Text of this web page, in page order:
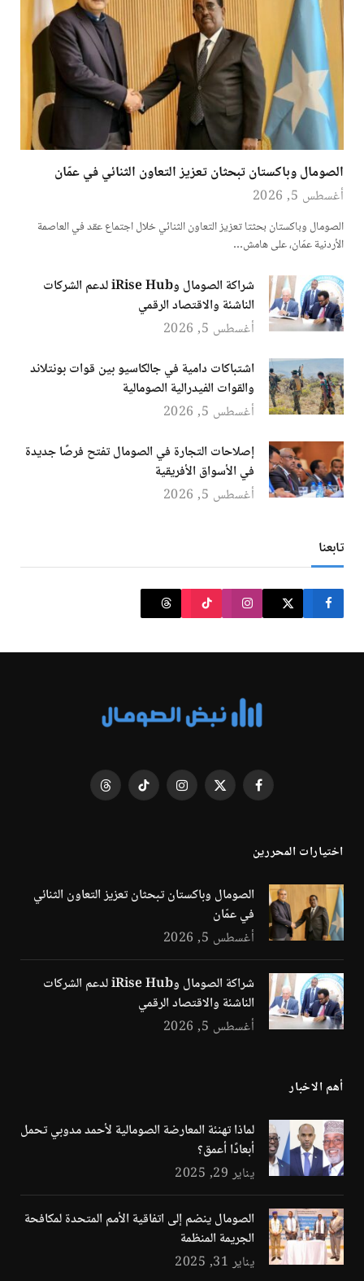
الصومال وباكستان تبحثان تعزيز التعاون الثنائي في عمّان
أغسطس 5, 2026
الصومال وباكستان بحثتا تعزيز التعاون الثنائي خلال اجتماع عقد في العاصمة
الأردنية عمّان، على هامش…
شراكة الصومال وiRise Hub لدعم الشركات
الناشئة والاقتصاد الرقمي
أغسطس 5, 2026
اشتباكات دامية في جالكاسيو بين قوات بونتلاند
والقوات الفيدرالية الصومالية
أغسطس 5, 2026
إصلاحات التجارة في الصومال تفتح فرصًا جديدة
في الأسواق الأفريقية
أغسطس 5, 2026
تابعنا
فيسبوك X
الانستغرامتيكتوك Threads
اختيارات المحررين
الصومال وباكستان تبحثان تعزيز التعاون الثنائي
في عمّان
أغسطس 5, 2026
شراكة الصومال وiRise Hub لدعم الشركات
الناشئة والاقتصاد الرقمي
أغسطس 5, 2026
أهم الاخبار
لماذا تهنئة المعارضة الصومالية لأحمد مدوبي تحمل
أبعادًا أعمق؟
يناير 29, 2025
الصومال ينضم إلى اتفاقية الأمم المتحدة لمكافحة
الجريمة المنظمة
يناير 31, 2025